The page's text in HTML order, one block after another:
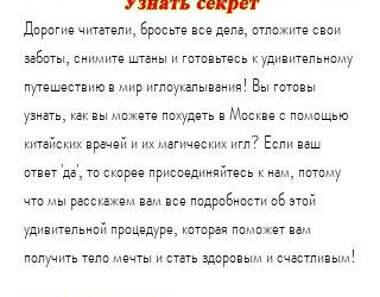
Дорогие читатели, бросьте все дела, отложите свои
заботы, снимите штаны и готовьтесь к удивительному
путешествию в мир иглоукалывания! Вы готовы
узнать, как вы можете похудеть в Москве с помощью
китайских врачей и их магических игл? Если ваш
ответ 'да', то скорее присоединяйтесь к нам, потому
что мы расскажем вам все подробности об этой
удивительной процедуре, которая поможет вам
получить тело мечты и стать здоровым и счастливым!